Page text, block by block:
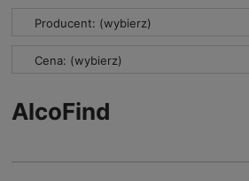
Producent: (wybierz)
Cena: (wybierz)
AlcoFind